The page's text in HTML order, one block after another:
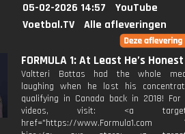
05-02-2026 14:57
YouTube
Voetbal.TV
Alle afleveringen
FORMULA 1: At Least He’s
Valtteri Bottas had the whole
laughing when he lost his
qualifying in Canada back in 2018! For
videos, visit: <a
href="https://www.Formula1.com